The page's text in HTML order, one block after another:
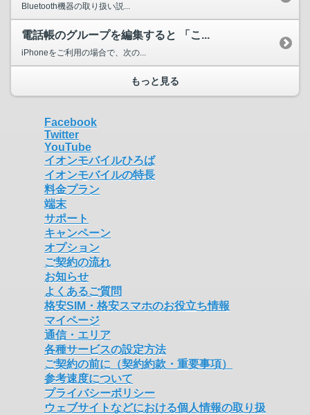
Bluetooth機器の取り扱い説...
電話帳のグループを編集すると 「こ...
iPhoneをご利用の場合で、次の...
もっと見る
Facebook
Twitter
YouTube
イオンモバイルひろば
イオンモバイルの特長
料金プラン
端末
サポート
キャンペーン
オプション
ご契約の流れ
お知らせ
よくあるご質問
格安SIM・格安スマホのお役立ち情報
マイページ
通信・エリア
各種サービスの設定方法
ご契約の前に（契約約款・重要事項）
参考速度について
プライバシーポリシー
ウェブサイトなどにおける個人情報の取り扱